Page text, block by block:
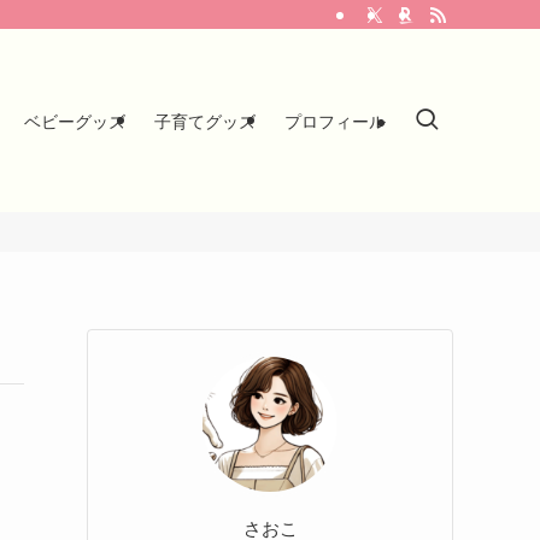
ベビーグッズ 子育てグッズ プロフィール
さおこ